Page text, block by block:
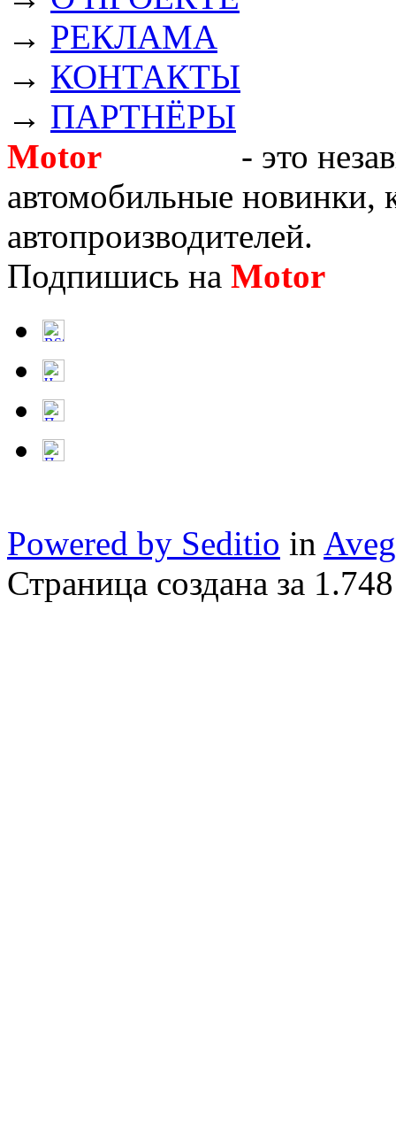
→ РЕКЛАМА
→ КОНТАКТЫ
→ ПАРТНЁРЫ
Motor
- это
автомобильные новинки,
автопроизводителей.
Подпишись на Motor
Powered by Seditio in
Страница создана за